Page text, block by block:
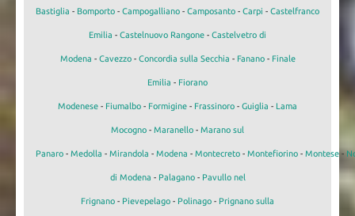
Bastiglia - Bomporto - Campogalliano - Camposanto - Carpi - Castelfranco
Emilia - Castelnuovo Rangone - Castelvetro di
Modena - Cavezzo- Concordia sulla Secchia - Fanano- Finale
Emilia - Fiorano
Modenese - Fiumalbo - Formigine - Frassinoro - Guiglia - Lama
Mocogno - Maranello - Marano sul
Panaro - Medolla - Mirandola - Modena - Montecreto - Montefiorino - Montese -
di Modena - Palagano- Pavullo nel
Frignano - Pievepelago - Polinago - Prignano sulla